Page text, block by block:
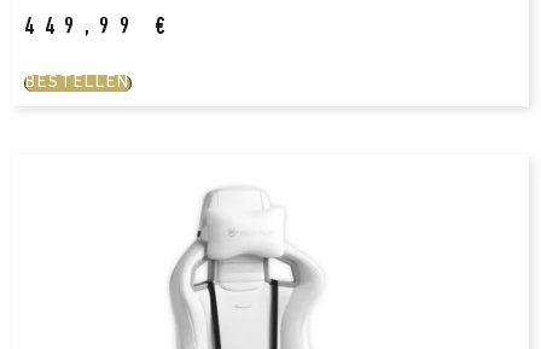
449,99 €
BESTELLEN